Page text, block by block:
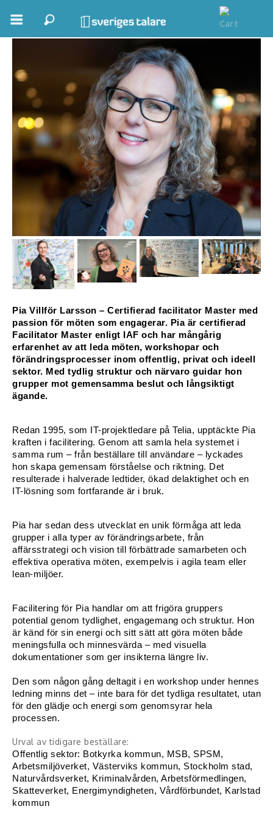
Samhällsnytta
Inspiration
Inspirerande Föreläsare
Personlig utveckling, målsättning
Life Stories & Trivsel
Moderator, konferencier
Moderator
Workshopledare, facilitator
Radio och TV-profiler
Underhållning och event
Humoristiska föredrag
Ljus och belysning
Komiker
Konst
Middagsunderhållning
Musiker
Something a Little Different
Underhållning
Affärsnytta
Kända personer
Företagsledare
Författare
Idrottare och äventyrare
Kända musiker
Pia Villför Larsson
Pia Villför Larsson – Certifierad facilitator Master med
passion för möten som engagerar. Pia är certifierad
Facilitator Master enligt IAF och har mångårig
erfarenhet av att leda möten, workshopar och
förändringsprocesser inom offentlig, privat och ideell
sektor. Med tydlig struktur och närvaro guidar hon
grupper mot gemensamma beslut och långsiktigt
ägande.
Redan 1995, som IT-projektledare på Telia, upptäckte Pia
kraften i facilitering. Genom att samla hela systemet i
samma rum – från beställare till användare – lyckades
hon skapa gemensam förståelse och riktning. Det
resulterade i halverade ledtider, ökad delaktighet och en
IT-lösning som fortfarande är i bruk.
Pia har sedan dess utvecklat en unik förmåga att leda
grupper i alla typer av förändringsarbete, från
affärsstrategi och vision till förbättrade samarbeten och
effektiva operativa möten, exempelvis i agila team eller
lean-miljöer.
Facilitering för Pia handlar om att frigöra gruppers
potential genom tydlighet, engagemang och struktur. Hon
är känd för sin energi och sitt sätt att göra möten både
meningsfulla och minnesvärda – med visuella
dokumentationer som ger insikterna längre liv.
Den som någon gång deltagit i en workshop under hennes
ledning minns det – inte bara för det tydliga resultatet, utan
för den glädje och energi som genomsyrar hela
processen.
Urval av tidigare beställare:
Offentlig sektor: Botkyrka kommun, MSB, SPSM,
Arbetsmiljöverket, Västerviks kommun, Stockholm stad,
Naturvårdsverket, Kriminalvården, Arbetsförmedlingen,
Skatteverket, Energimyndigheten, Vårdförbundet, Karlstad
kommun